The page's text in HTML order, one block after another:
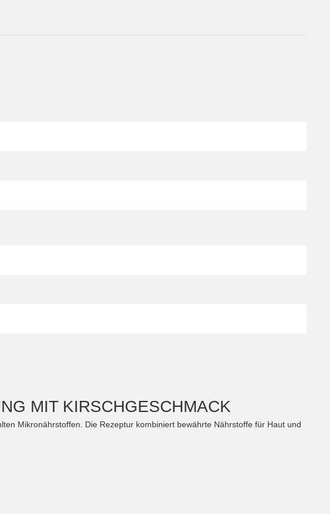
MIT KIRSCHGESCHMACK
Mikronährstoffen. Die Rezeptur kombiniert bewährte Nährstoffe für Haut und